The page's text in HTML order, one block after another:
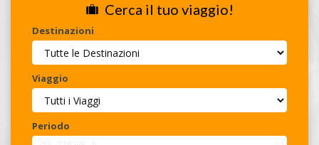
Cerca il tuo viaggio!
Destinazioni
Viaggio
Periodo